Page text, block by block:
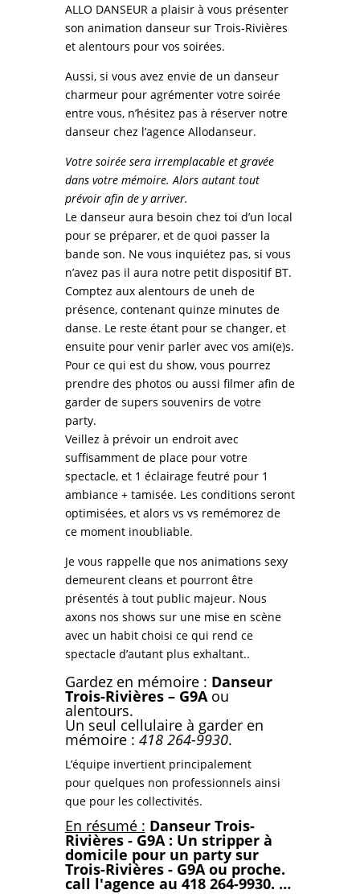
ALLO DANSEUR a plaisir à vous présenter
son animation danseur sur Trois-Rivières
et alentours pour vos soirées.
Aussi, si vous avez envie de un danseur
charmeur pour agrémenter votre soirée
entre vous, n’hésitez pas à réserver notre
danseur chez l’agence Allodanseur.
Votre soirée sera irremplacable et gravée
dans votre mémoire. Alors autant tout
prévoir afin de y arriver.
Le danseur aura besoin chez toi d’un local
pour se préparer, et de quoi passer la
bande son. Ne vous inquiétez pas, si vous
n’avez pas il aura notre petit dispositif BT.
Comptez aux alentours de uneh de
présence, contenant quinze minutes de
danse. Le reste étant pour se changer, et
ensuite pour venir parler avec vos ami(e)s.
Pour ce qui est du show, vous pourrez
prendre des photos ou aussi filmer afin de
garder de supers souvenirs de votre
party.
Veillez à prévoir un endroit avec
suffisamment de place pour votre
spectacle, et 1 éclairage feutré pour 1
ambiance + tamisée. Les conditions seront
optimisées, et alors vs vs remémorez de
ce moment inoubliable.
Je vous rappelle que nos animations sexy
demeurent cleans et pourront être
présentés à tout public majeur. Nous
axons nos shows sur une mise en scène
avec un habit choisi ce qui rend ce
spectacle d’autant plus exhaltant..
Gardez en mémoire : Danseur
Trois-Rivières – G9Aou
alentours.
Un seul cellulaire à garder en
mémoire : 418 264-9930.
L’équipe invertient principalement
pour quelques non professionnels ainsi
que pour les collectivités.
En résumé : Danseur Trois-
Rivières - G9A : Un stripper à
domicile pour un party sur
Trois-Rivières - G9A ou proche.
call l'agence au 418 264-9930. …